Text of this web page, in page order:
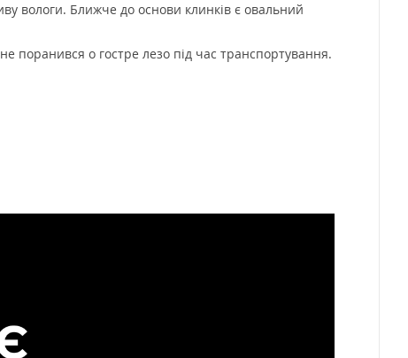
вологи. Ближче до основи клинків є овальний
поранився о гостре лезо під час транспортування.